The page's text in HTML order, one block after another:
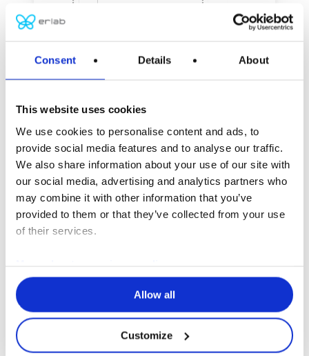
Consent Details About
This website uses cookies
We use cookies to personalise content and ads, to
provide social media features and to analyse our traffic.
We also share information about your use of our site with
our social media, advertising and analytics partners who
may combine it with other information that you’ve
provided to them or that they’ve collected from your use
of their services.
Allow all
Customize
化学製品管理モジュー
ル
めの重要なツールです。実験で使用するすべ
ての化学製品を登録し、いつでも閲覧・共有
できます。これにより、日常的に取り扱う物